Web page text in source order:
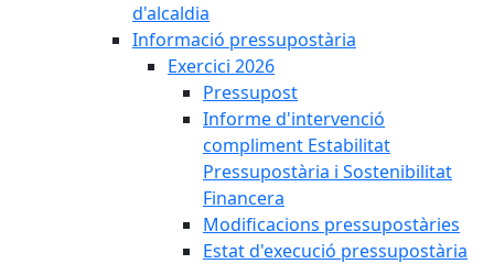
d'alcaldia
Informació pressupostària
Exercici 2026
Pressupost
Informe d'intervenció
compliment Estabilitat
Pressupostària i Sostenibilitat
Financera
Modificacions pressupostàries
Estat d'execució pressupostària